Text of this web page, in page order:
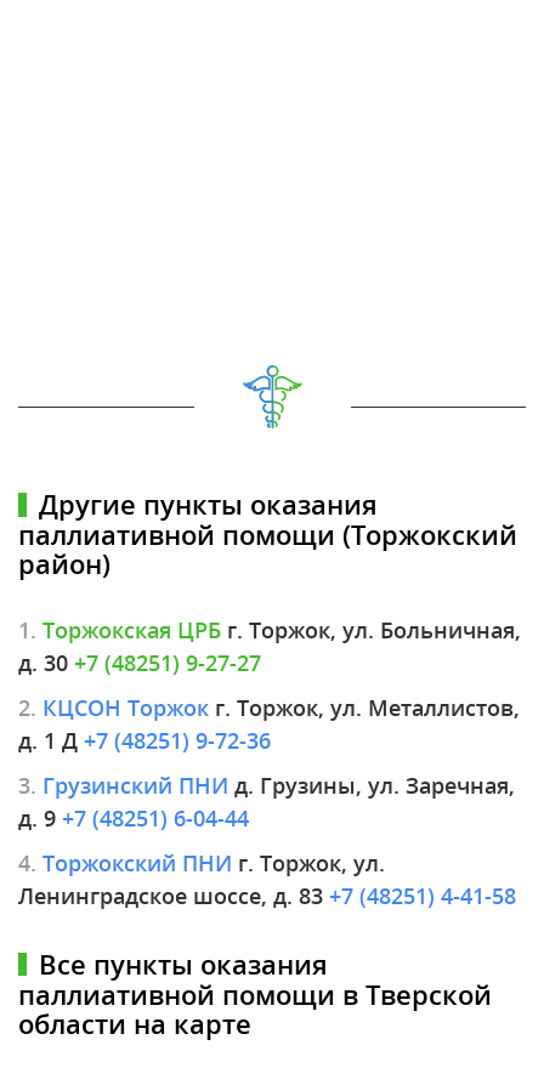
Другие пункты оказания
паллиативной помощи (Торжокский
район)
1. Торжокская ЦРБ г. Торжок, ул. Больничная,
д. 30 +7 (48251) 9-27-27
2. КЦСОН Торжок г. Торжок, ул. Металлистов,
д. 1 Д +7 (48251) 9-72-36
3. Грузинский ПНИ д. Грузины, ул. Заречная,
д. 9 +7 (48251) 6-04-44
4. Торжокский ПНИ г. Торжок, ул.
Ленинградское шоссе, д. 83 +7 (48251) 4-41-58
Все пункты оказания
паллиативной помощи в Тверской
области на карте